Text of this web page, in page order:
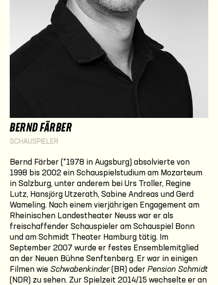
BERND FÄRBER
SCHAUSPIELER
Bernd Färber (*1978 in Augsburg) absolvierte von
1998 bis 2002 ein Schauspielstudium am Mozarteum
in Salzburg, unter anderem bei Urs Troller, Regine
Lutz, Hansjörg Utzerath, Sabine Andreas und Gerd
Wameling. Nach einem vierjährigen Engagement am
Rheinischen Landestheater Neuss war er als
freischaffender Schauspieler am Schauspiel Bonn
und am Schmidt Theater Hamburg tätig. Im
September 2007 wurde er festes Ensemblemitglied
an der Neuen Bühne Senftenberg. Er war in einigen
Filmen wie Schwabenkinder(BR) oder Pension Schmidt
(NDR) zu sehen. Zur Spielzeit 2014/15 wechselte er an